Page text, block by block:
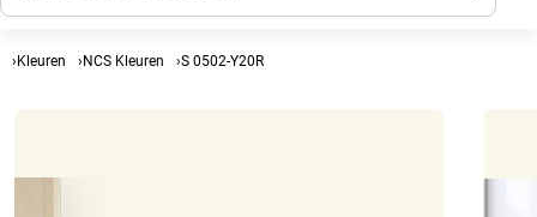
Mijn
Kleuren NCS Kleuren S 0502-Y20R